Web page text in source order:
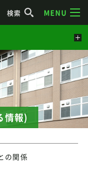
検索 MENU
情報)
の関係